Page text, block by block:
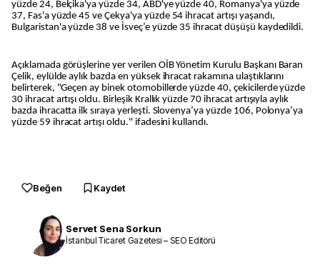
yüzde 24, Belçika'ya yüzde 34, ABD'ye yüzde 40, Romanya'ya yüzde
37, Fas'a yüzde 45 ve Çekya'ya yüzde 54 ihracat artışı yaşandı,
Bulgaristan'a yüzde 38 ve İsveç’e yüzde 35 ihracat düşüşü kaydedildi.
Açıklamada görüşlerine yer verilen OİB Yönetim Kurulu Başkanı Baran
Çelik, eylülde aylık bazda en yüksek ihracat rakamına ulaştıklarını
belirterek, "Geçen ay binek otomobillerde yüzde 40, çekicilerde yüzde
30 ihracat artışı oldu. Birleşik Krallık yüzde 70 ihracat artışıyla aylık
bazda ihracatta ilk sıraya yerleşti. Slovenya’ya yüzde 106, Polonya’ya
yüzde 59 ihracat artışı oldu." ifadesini kullandı.
Beğen Kaydet
Servet Sena Sorkun
İstanbul Ticaret Gazetesi – SEO Editörü